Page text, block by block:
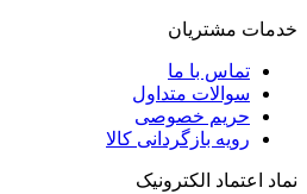
خدمات مشتریان
تماس با ما
سوالات متداول
حریم خصوصی
رویه بازگردانی کالا
نماد اعتماد الکترونیک